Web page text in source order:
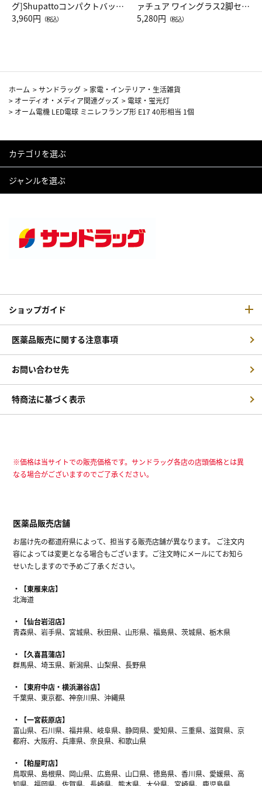
グ]Shupattoコンパクトバッグ
Drop JAL客室乗務員（LC）ス
3,960円 （税込）
ァチュア ワイングラス2脚セッ
ト（レッドワイン）
5,280円 （税込）
ホーム >サンドラッグ > 家電・インテリア・生活雑貨
> オーディオ・メディア関連グッズ > 電球・蛍光灯
> オーム電機 LED電球 ミニレフランプ形 E17 40形相当 1個
カテゴリを選ぶ
ジャンルを選ぶ
ショップガイド
医薬品販売に関する注意事項
お問い合わせ先
特商法に基づく表示
※価格は当サイトでの販売価格です。サンドラッグ各店の店頭価格とは異
なる場合がございますのでご了承ください。
医薬品販売店舗
お届け先の都道府県によって、担当する販売店舗が異なります。 ご注文内
容によっては変更となる場合もございます。ご注文時にメールにてお知ら
せいたしますので予めご了承ください。
【東雁来店】
北海道
【仙台岩沼店】
青森県、岩手県、宮城県、秋田県、山形県、福島県、茨城県、栃木県
【久喜菖蒲店】
群馬県、埼玉県、新潟県、山梨県、長野県
【東府中店・横浜瀬谷店】
千葉県、東京都、神奈川県、沖縄県
【一宮萩原店】
富山県、石川県、福井県、岐阜県、静岡県、愛知県、三重県、滋賀県、京
都府、大阪府、兵庫県、奈良県、和歌山県
【粕屋町店】
鳥取県、島根県、岡山県、広島県、山口県、徳島県、香川県、愛媛県、高
知県、福岡県、佐賀県、長崎県、熊本県、大分県、宮崎県、鹿児島県